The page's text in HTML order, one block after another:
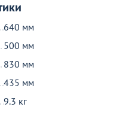
640 мм
500 мм
830 мм
435 мм
9.3 кг